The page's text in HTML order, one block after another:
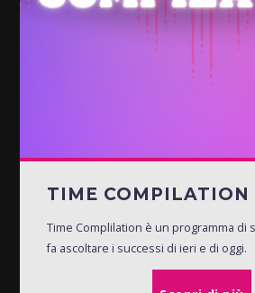
TIME COMPILATION
Time Complilation è un programma di
fa ascoltare i successi di ieri e di oggi.